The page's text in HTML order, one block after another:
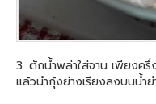
3. ตักน้ำพล่าใส่จาน เพียงครึ่
แล้วนำกุ้งย่างเรียงลงบนน้ำ